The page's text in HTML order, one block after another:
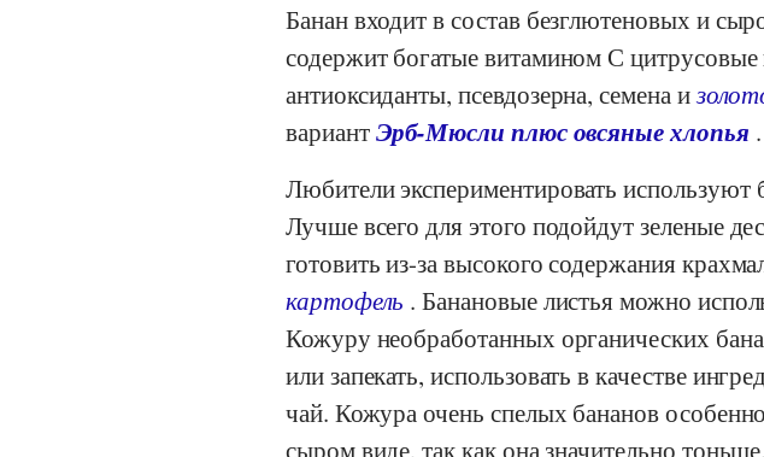
Банан входит в состав безглютеновых и
содержит богатые витамином С
антиоксиданты, псевдозерна, семена и
вариантЭрб-Мюсли плюс овсяные хлопья .
Любители экспериментировать
Лучше всего для этого подойдут зеленые
готовить из-за высокого содержания
картофель . Банановые листья можно
Кожуру необработанных органических
или запекать, использовать в качестве
чай. Кожура очень спелых бананов
сыром виде, так как она значительно